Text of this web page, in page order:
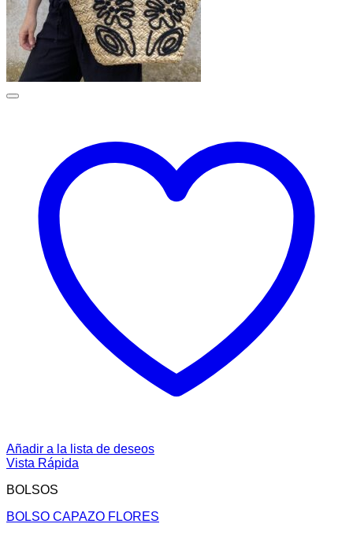
Añadir a la lista de deseos
Vista Rápida
BOLSOS
BOLSO CAPAZO FLORES